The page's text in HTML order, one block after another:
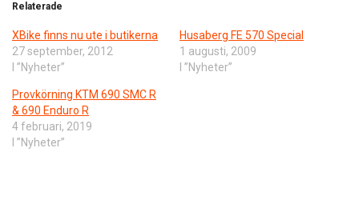
Relaterade
XBike finns nu ute i butikerna
27 september, 2012
I ”Nyheter”
Husaberg FE 570 Special
1 augusti, 2009
I ”Nyheter”
Provkörning KTM 690 SMC R
& 690 Enduro R
4 februari, 2019
I ”Nyheter”